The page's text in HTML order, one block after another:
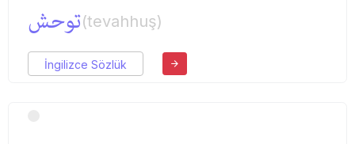
توحش(tevahhuş)
İngilizce Sözlük